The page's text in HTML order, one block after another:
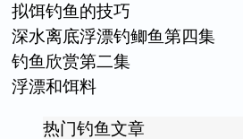
拟饵钓鱼的技巧
深水离底浮漂钓鲫鱼第四集
钓鱼欣赏第二集
浮漂和饵料
热门钓鱼文章